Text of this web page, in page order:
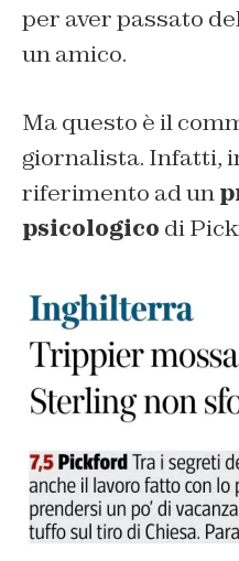
per aver passato
un amico.
Ma questo è il
giornalista. Infatti,
riferimento ad un
psicologico di